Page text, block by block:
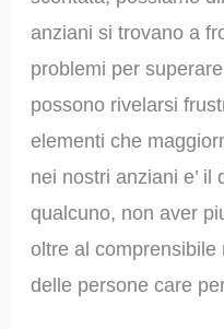
anziani si trovano a
problemi per
possono rivelarsi
elementi che
nei nostri anziani e’
qualcuno, non aver
oltre al comprensibile
delle persone care